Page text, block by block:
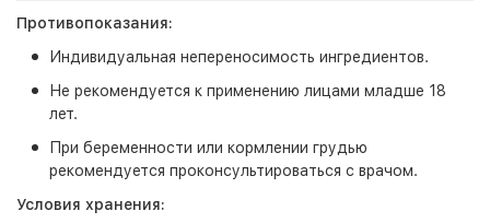
Противопоказания:
Индивидуальная непереносимость ингредиентов.
Не рекомендуется к применению лицами младше 18
лет.
При беременности или кормлении грудью
рекомендуется проконсультироваться с врачом.
Условия хранения: